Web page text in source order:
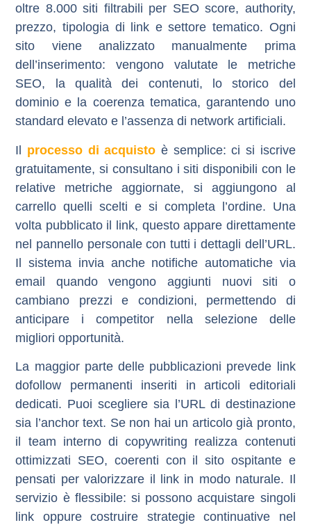
oltre 8.000 siti filtrabili per SEO score, authority,
prezzo, tipologia di link e settore tematico. Ogni
sito viene analizzato manualmente prima
dell’inserimento: vengono valutate le metriche
SEO, la qualità dei contenuti, lo storico del
dominio e la coerenza tematica, garantendo uno
standard elevato e l’assenza di network artificiali.
Il processo di acquisto è semplice: ci si iscrive
gratuitamente, si consultano i siti disponibili con le
relative metriche aggiornate, si aggiungono al
carrello quelli scelti e si completa l’ordine. Una
volta pubblicato il link, questo appare direttamente
nel pannello personale con tutti i dettagli dell’URL.
Il sistema invia anche notifiche automatiche via
email quando vengono aggiunti nuovi siti o
cambiano prezzi e condizioni, permettendo di
anticipare i competitor nella selezione delle
migliori opportunità.
La maggior parte delle pubblicazioni prevede
link
dofollow permanenti inseriti in articoli editoriali
dedicati. Puoi scegliere sia l’URL di destinazione
sia l’anchor text. Se non hai un articolo già pronto,
il team interno di copywriting realizza contenuti
ottimizzati SEO, coerenti con il sito ospitante e
pensati per valorizzare il link in modo naturale. Il
servizio è flessibile: si possono acquistare singoli
link oppure costruire strategie continuative nel